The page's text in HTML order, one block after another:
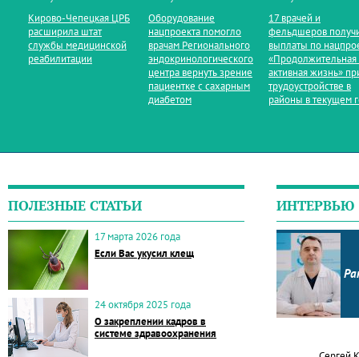
Кирово‑Чепецкая ЦРБ
расширила штат
службы медицинской
реабилитации
Оборудование
нацпроекта помогло
врачам Регионального
эндокринологического
центра вернуть зрение
пациентке с сахарным
диабетом
17 врачей и
фельдшеров
выплаты по
«Продолжительная
активная жизнь»
трудоустройстве в
районы в текущем
ПОЛЕЗНЫЕ СТАТЬИ
17 марта 2026 года
Если Вас укусил клещ
24 октября 2025 года
О закреплении кадров в
системе здравоохранения
ИНТЕРВЬЮ